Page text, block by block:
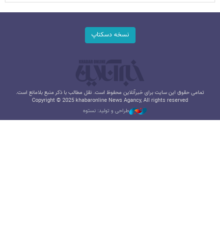
نسخه دسکتاپ
تمامی حقوق این سایت برای خبرآنلاین محفوظ است. نقل مطالب با ذکر منبع بلامانع است.
Copyright © 2025 khabaronline News Agancy, All rights reserved
طراحی و تولید: نستوه